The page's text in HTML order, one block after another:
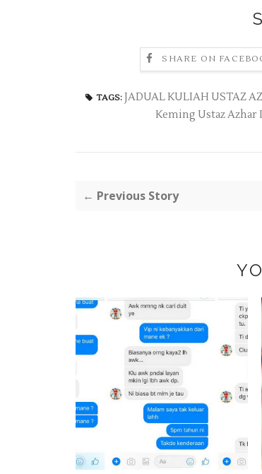
SHARE ON
TAGS: JADUAL KULIAH USTAZ
Keming Ustaz
← Previous Story